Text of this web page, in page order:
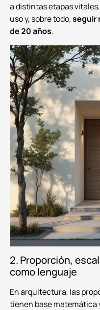
a distintas etapas
uso y, sobre todo,seguir
de 20 años.
2. Proporción,
como lenguaje
En arquitectura, las
tienen base matemática